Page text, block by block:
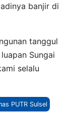
banjir di
tanggul
Sungai
selalu
PUTR Sulsel